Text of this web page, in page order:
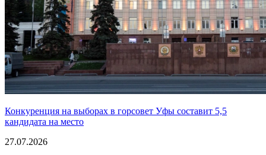
Конкуренция на выборах в горсовет Уфы составит 5,5
кандидата на место
27.07.2026